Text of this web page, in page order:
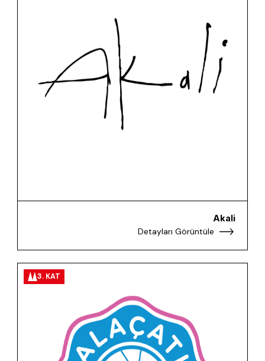
Akali
Detayları Görüntüle
3. KAT